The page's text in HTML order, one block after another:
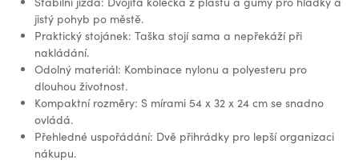
jistý pohyb po městě.
Praktický stojánek: Taška stojí sama a nepřekáží při
nakládání.
Odolný materiál: Kombinace nylonu a polyesteru pro
dlouhou životnost.
Kompaktní rozměry: S mírami 54 x 32 x 24 cm se snadno
ovládá.
Přehledné uspořádání: Dvě přihrádky pro lepší organizaci
nákupu.